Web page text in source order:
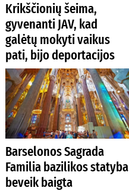
Krikščionių šeima,
gyvenanti JAV, kad
galėtų mokyti vaikus
pati, bijo deportacijos
Barselonos Sagrada
Familia bazilikos statyba
beveik baigta